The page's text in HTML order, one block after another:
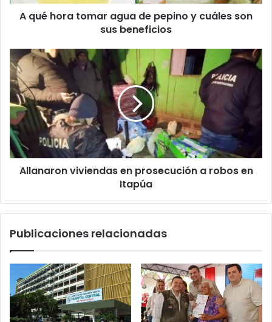
A qué hora tomar agua de pepino y cuáles son
sus beneficios
Allanaron viviendas en prosecución a robos en
Itapúa
Publicaciones relacionadas